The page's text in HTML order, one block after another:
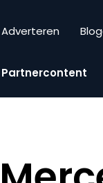
Adverteren
Partnercontent